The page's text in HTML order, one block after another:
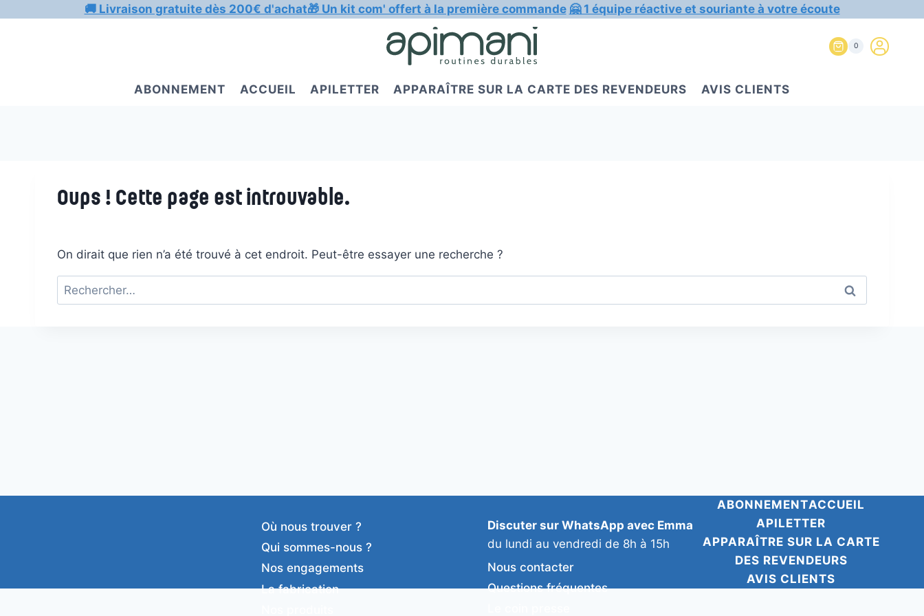
🚚 Livraison gratuite dès 200€ d'achat🎁 Un kit com' offert à la première commande 🤗 1 équipe réactive et souriante à votre écoute
0
ABONNEMENT ACCUEIL APILETTER APPARAÎTRE SUR LA CARTE DES REVENDEURS AVIS CLIENTS
Oups ! Cette page est introuvable.
On dirait que rien n’a été trouvé à cet endroit. Peut-être essayer une recherche ?
Rechercher :
Où nous trouver ?
Qui sommes-nous ?
Nos engagements
La fabrication
Discuter sur WhatsApp avec Emma
du lundi au vendredi de 8h à 15h
Nous contacter
Questions fréquentes
ABONNEMENTACCUEIL
APILETTER
APPARAÎTRE SUR LA CARTE
DES REVENDEURS
AVIS CLIENTS